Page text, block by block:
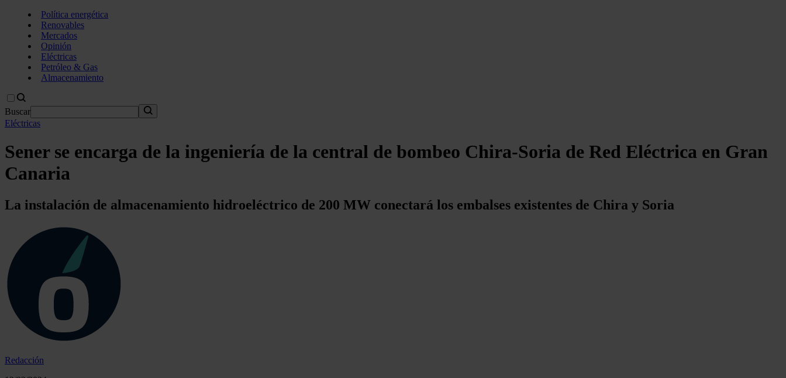
Política energética
Renovables
Mercados
Opinión
Eléctricas
Petróleo & Gas
Almacenamiento
Buscar
Eléctricas
Sener se encarga de la ingeniería de la central de bombeo Chira-Soria de Red Eléctrica en Gran
Canaria
La instalación de almacenamiento hidroeléctrico de 200 MW conectará los embalses existentes de Chira y Soria
Redacción